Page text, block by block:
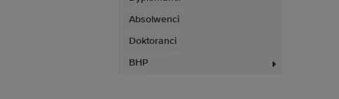
Absolwenci
Doktoranci
BHP